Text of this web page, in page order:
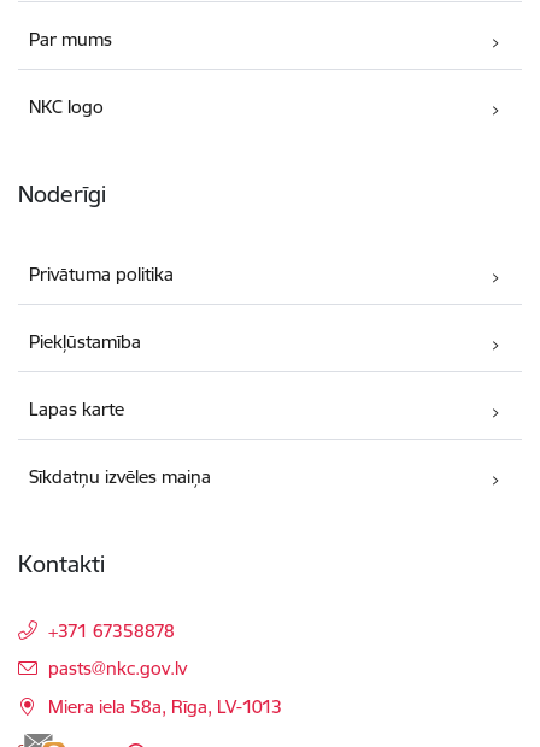
Par mums
NKC logo
Noderīgi
Privātuma politika
Piekļūstamība
Lapas karte
Sīkdatņu izvēles maiņa
Kontakti
+371 67358878
E-pasts:
pasts@nkc.gov.lv
Miera iela 58a, Rīga, LV-1013